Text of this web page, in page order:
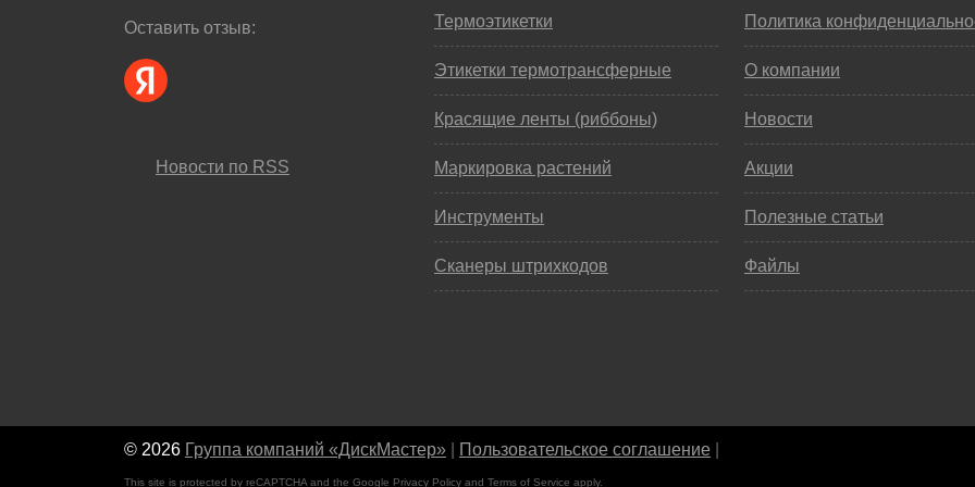
Оставить отзыв:
Новости по RSS
Термоэтикетки
Этикетки термотрансферные
Красящие ленты (риббоны)
Маркировка растений
Инструменты
Сканеры штрихкодов
Политика
О компании
Новости
Акции
Полезные статьи
Файлы
© 2026 Группа компаний «ДискМастер» Пользовательское соглашение
This site is protected by reCAPTCHA and the Google Privacy Policy and Terms of Service apply.